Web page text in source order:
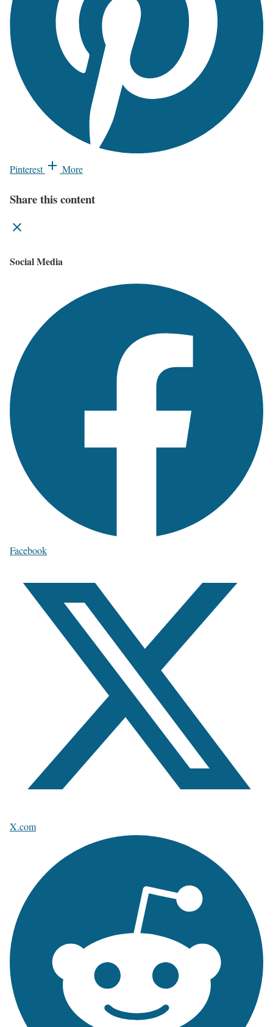
Pinterest More
Share this content
Social Media
Facebook
X.com